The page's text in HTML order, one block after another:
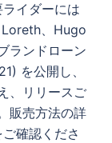
イダーには
、Hugo
ランドローン
を公開し、
、リリースご
販売方法の詳
確認くださ